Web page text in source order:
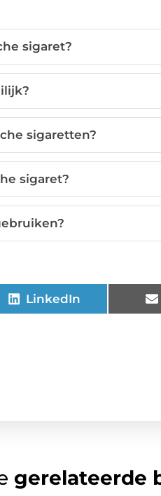
sigaret?
sigaretten?
sigaret?
LinkedIn
gerelateerde